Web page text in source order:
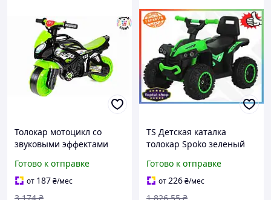
Толокар мотоцикл со
звуковыми эффектами
черно-салатовый ТехноК
HM-12484
Готово к отправке
от 187₴/мес
TS Детская каталка
толокар Spoko зеленый
до 6 лет безопасность и
развитие мо SHT55_Q
Готово к отправке
от226₴/мес